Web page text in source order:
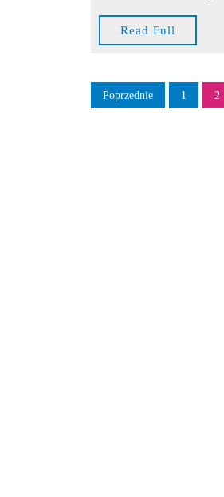
Read Full
Full
Stronicowanie
Poprzednie 1 2